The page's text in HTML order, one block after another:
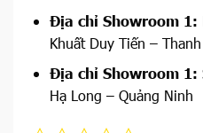
Địa chỉ Showroom 1:
Khuất Duy Tiến –
Địa chỉ Showroom 1:
Hạ Long – Quảng Ninh